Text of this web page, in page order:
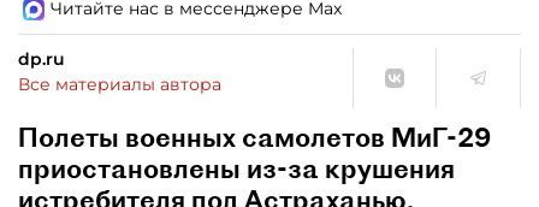
Читайте нас в мессенджере Max
dp.ru
Все материалы автора
Полеты военных самолетов МиГ-29
приостановлены из-за крушения
истребителя под Астраханью.